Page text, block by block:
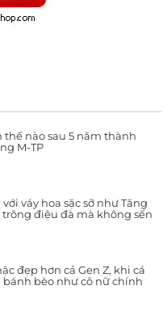
thế nào sau 5 năm thành
M-TP
váy hoa sặc sỡ như Tăng
trông điệu đà mà không sến
đẹp hơn cả Gen Z, khi cá
bèo như cô nữ chính